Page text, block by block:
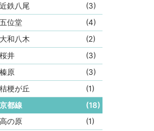
近鉄八尾
(3)
五位堂
(4)
大和八木
(2)
桜井
(3)
榛原
(3)
桔梗が丘
(1)
京都線
(18)
高の原
(1)